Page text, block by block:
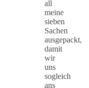
all
meine
sieben
Sachen
ausgepackt,
damit
wir
uns
sogleich
ans